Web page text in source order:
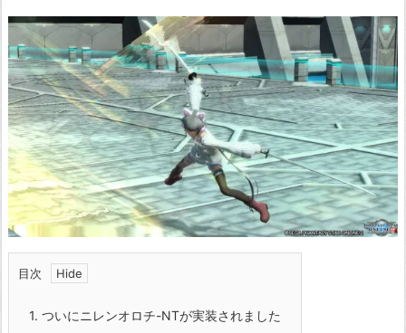
目次
1. ついにニレンオロチ-NTが実装されました